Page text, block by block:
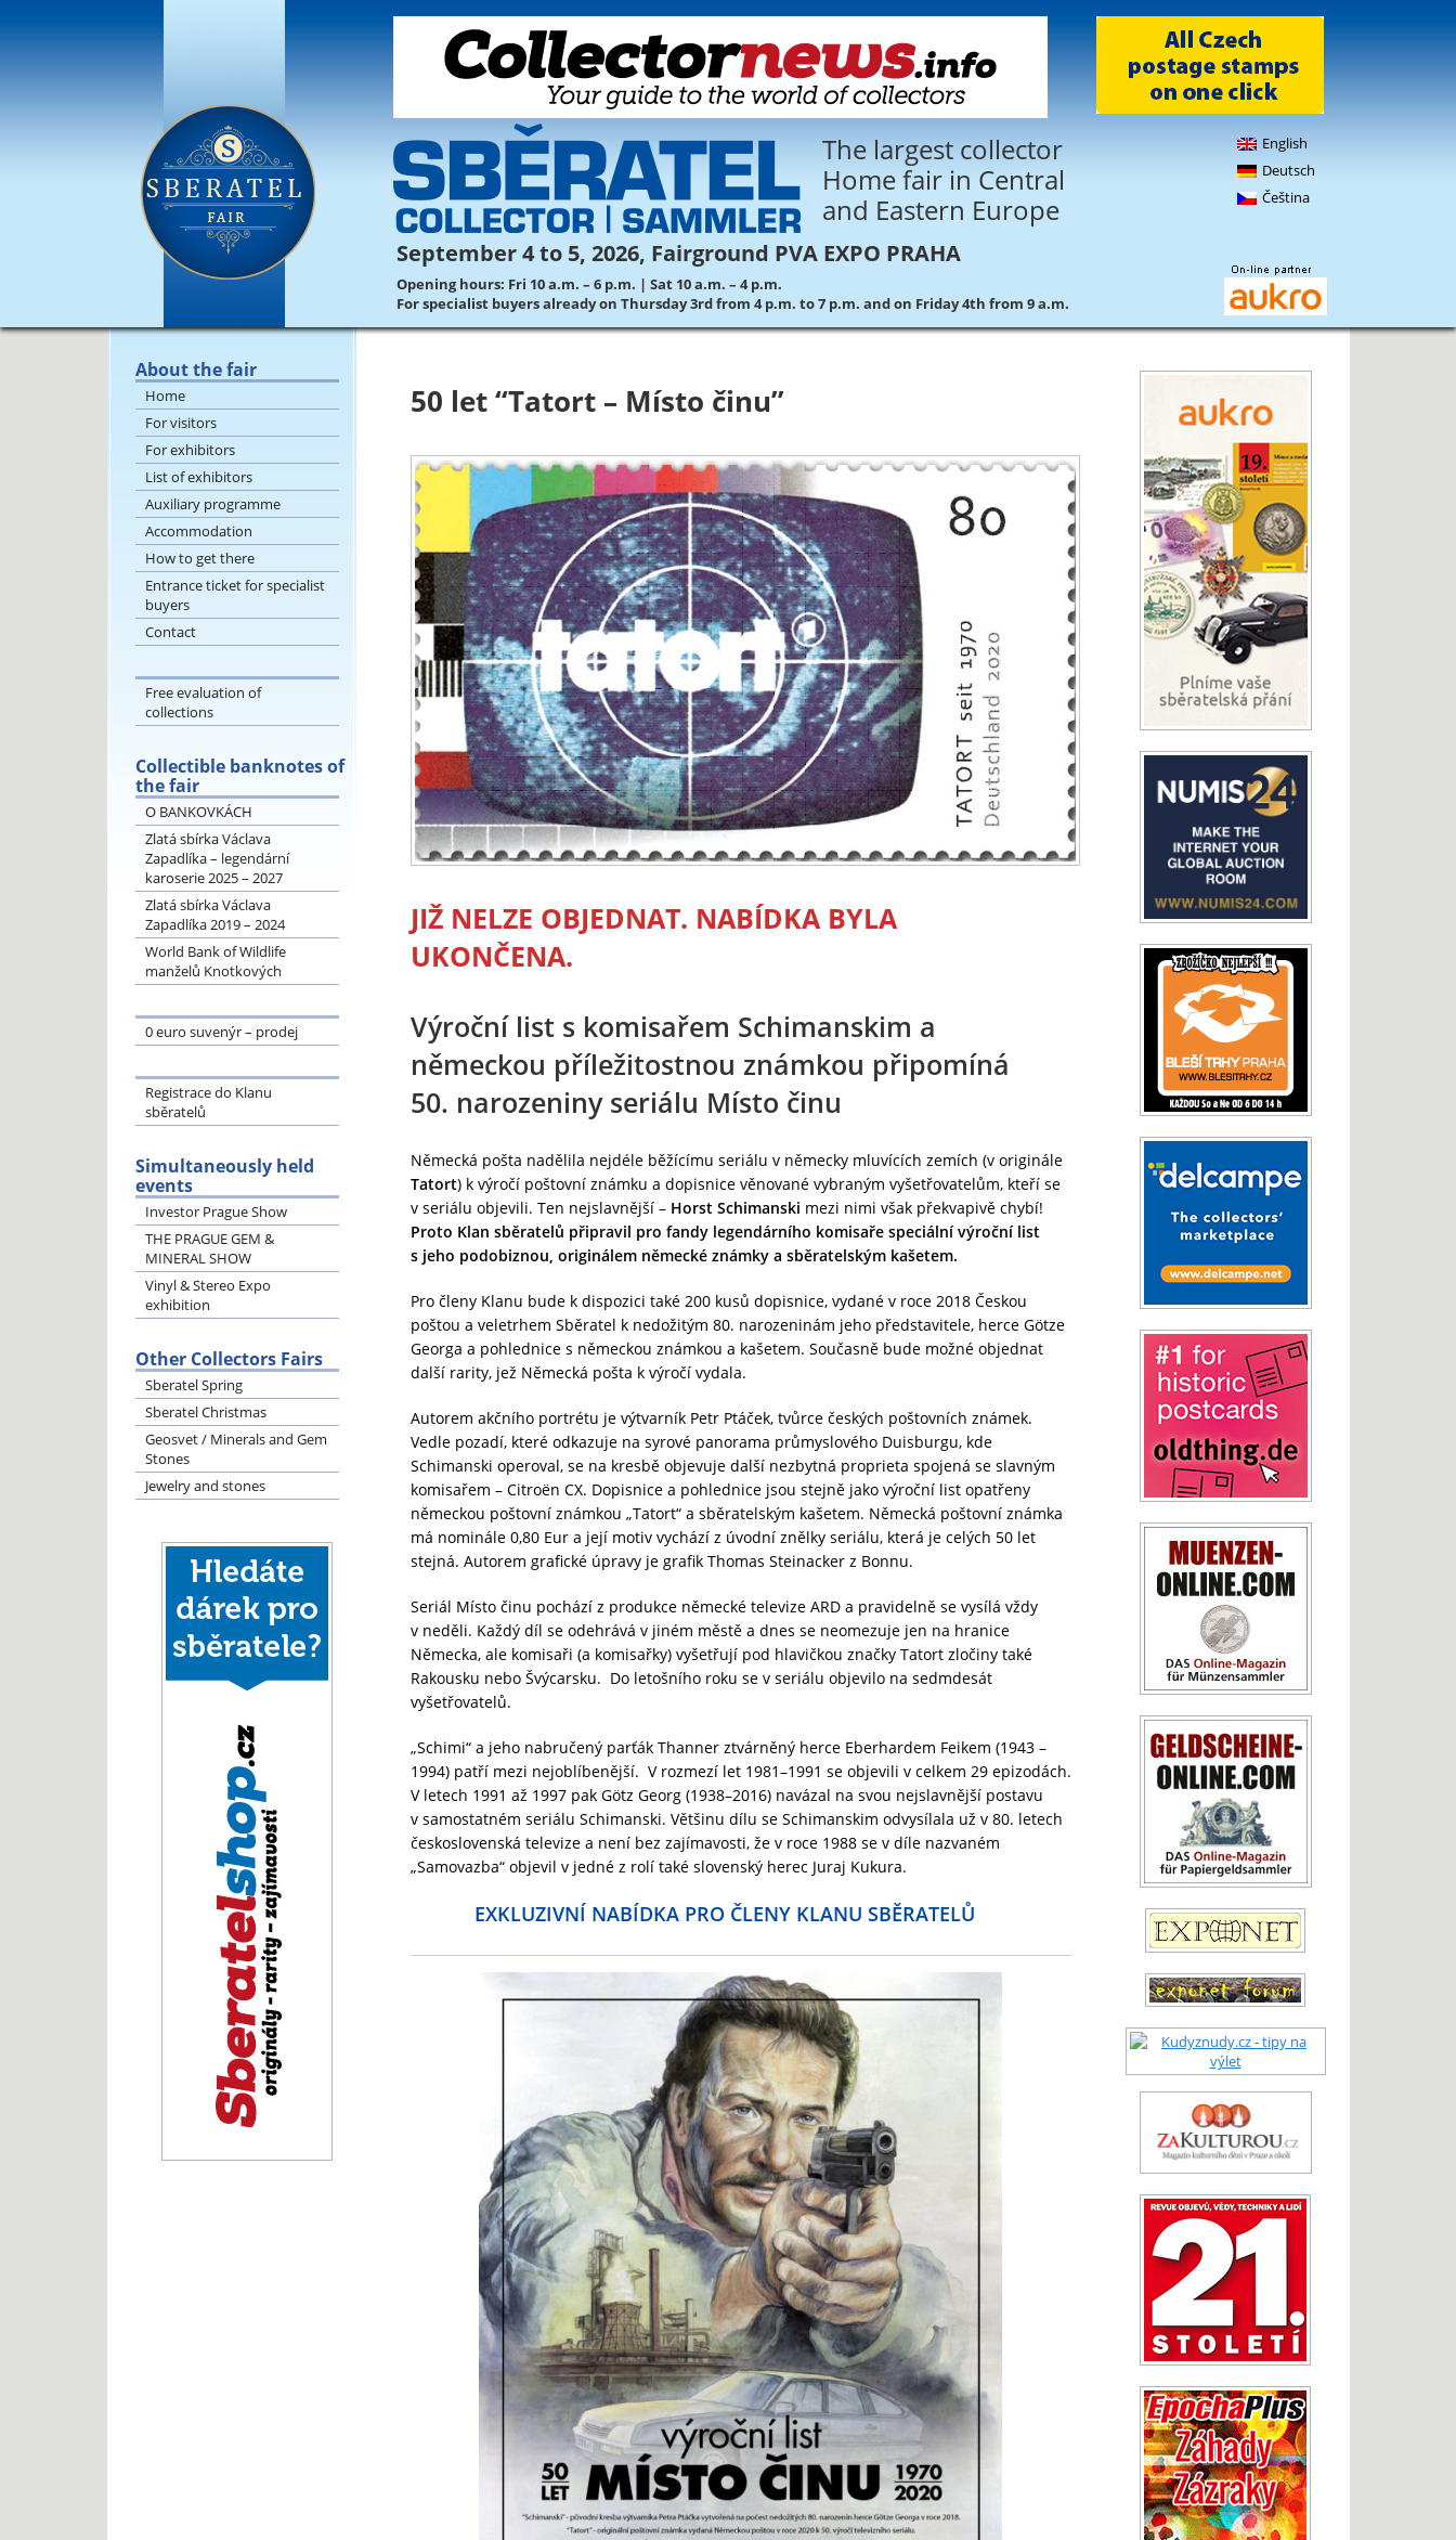
The largest collector
Home fair in Central
and Eastern Europe
English
Deutsch
Čeština
September 4 to 5, 2026, Fairground PVA EXPO PRAHA
Opening hours: Fri 10 a.m. – 6 p.m. | Sat 10 a.m. – 4 p.m.
For specialist buyers already on Thursday 3rd from 4 p.m. to 7 p.m. and on Friday 4th from 9 a.m.
About the fair
Home
For visitors
For exhibitors
List of exhibitors
Auxiliary programme
Accommodation
How to get there
Entrance ticket for specialist
buyers
Contact
Free evaluation of
collections
Collectible banknotes of
the fair
O BANKOVKÁCH
Zlatá sbírka Václava
Zapadlíka – legendární
karoserie 2025 – 2027
Zlatá sbírka Václava
Zapadlíka 2019 – 2024
World Bank of Wildlife
manželů Knotkových
0 euro suvenýr – prodej
Registrace do Klanu
sběratelů
Simultaneously held
events
Investor Prague Show
THE PRAGUE GEM &
MINERAL SHOW
Vinyl & Stereo Expo
exhibition
Other Collectors Fairs
Sberatel Spring
Sberatel Christmas
Geosvet / Minerals and Gem
Stones
Jewelry and stones
50 let “Tatort – Místo činu”
JIŽ NELZE OBJEDNAT. NABÍDKA BYLA
UKONČENA.
Výroční list s komisařem Schimanskim a
německou příležitostnou známkou připomíná
50. narozeniny seriálu Místo činu
Německá pošta nadělila nejdéle běžícímu seriálu v německy mluvících zemích (v originále
Tatort) k výročí poštovní známku a dopisnice věnované vybraným vyšetřovatelům, kteří se
v seriálu objevili. Ten nejslavnější – Horst Schimanski mezi nimi však překvapivě chybí!
Proto Klan sběratelů připravil pro fandy legendárního komisaře speciální výroční list
s jeho podobiznou, originálem německé známky a sběratelským kašetem.
Pro členy Klanu bude k dispozici také 200 kusů dopisnice, vydané v roce 2018 Českou
poštou a veletrhem Sběratel k nedožitým 80. narozeninám jeho představitele, herce Götze
Georga a pohlednice s německou známkou a kašetem. Současně bude možné objednat
další rarity, jež Německá pošta k výročí vydala.
Autorem akčního portrétu je výtvarník Petr Ptáček, tvůrce českých poštovních známek.
Vedle pozadí, které odkazuje na syrové panorama průmyslového Duisburgu, kde
Schimanski operoval, se na kresbě objevuje další nezbytná proprieta spojená se slavným
komisařem – Citroën CX. Dopisnice a pohlednice jsou stejně jako výroční list opatřeny
německou poštovní známkou „Tatort“ a sběratelským kašetem. Německá poštovní známka
má nominále 0,80 Eur a její motiv vychází z úvodní znělky seriálu, která je celých 50 let
stejná. Autorem grafické úpravy je grafik Thomas Steinacker z Bonnu.
Seriál Místo činu pochází z produkce německé televize ARD a pravidelně se vysílá vždy
v neděli. Každý díl se odehrává v jiném městě a dnes se neomezuje jen na hranice
Německa, ale komisaři (a komisařky) vyšetřují pod hlavičkou značky Tatort zločiny také
Rakousku nebo Švýcarsku. Do letošního roku se v seriálu objevilo na sedmdesát
vyšetřovatelů.
„Schimi“ a jeho nabručený parťák Thanner ztvárněný herce Eberhardem Feikem (1943 –
1994) patří mezi nejoblíbenější. V rozmezí let 1981–1991 se objevili v celkem 29 epizodách.
V letech 1991 až 1997 pak Götz Georg (1938–2016) navázal na svou nejslavnější postavu
v samostatném seriálu Schimanski. Většinu dílu se Schimanskim odvysílala už v 80. letech
československá televize a není bez zajímavosti, že v roce 1988 se v díle nazvaném
„Samovazba“ objevil v jedné z rolí také slovenský herec Juraj Kukura.
EXKLUZIVNÍ NABÍDKA PRO ČLENY KLANU SBĚRATELŮ